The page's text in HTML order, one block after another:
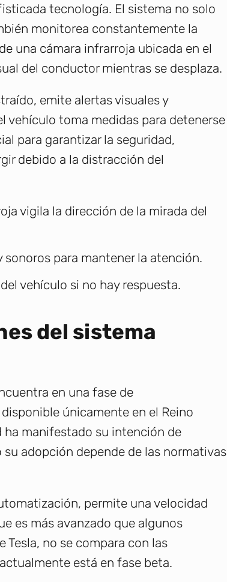
tecnología. El sistema no solo
monitorea constantemente la
una cámara infrarroja ubicada en el
del conductor mientras se desplaza.
emite alertas visuales y
vehículo toma medidas para detenerse
para garantizar la seguridad,
debido a la distracción del
vigila la dirección de la mirada del
sonoros para mantener la atención.
vehículo si no hay respuesta.
del sistema
en una fase de
únicamente en el Reino
manifestado su intención de
adopción depende de las normativas
permite una velocidad
es más avanzado que algunos
no se compara con las
está en fase beta.